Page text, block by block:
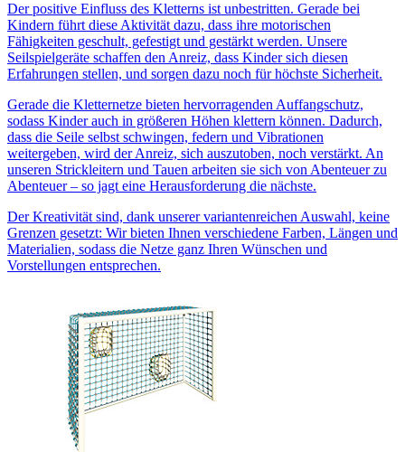
Der positive Einfluss des Kletterns ist unbestritten. Gerade bei
Kindern führt diese Aktivität dazu, dass ihre motorischen
Fähigkeiten geschult, gefestigt und gestärkt werden. Unsere
Seilspielgeräte schaffen den Anreiz, dass Kinder sich diesen
Erfahrungen stellen, und sorgen dazu noch für höchste Sicherheit.
Gerade die Kletternetze bieten hervorragenden Auffangschutz,
sodass Kinder auch in größeren Höhen klettern können. Dadurch,
dass die Seile selbst schwingen, federn und Vibrationen
weitergeben, wird der Anreiz, sich auszutoben, noch verstärkt. An
unseren Strickleitern und Tauen arbeiten sie sich von Abenteuer zu
Abenteuer – so jagt eine Herausforderung die nächste.
Der Kreativität sind, dank unserer variantenreichen Auswahl, keine
Grenzen gesetzt: Wir bieten Ihnen verschiedene Farben, Längen und
Materialien, sodass die Netze ganz Ihren Wünschen und
Vorstellungen entsprechen.